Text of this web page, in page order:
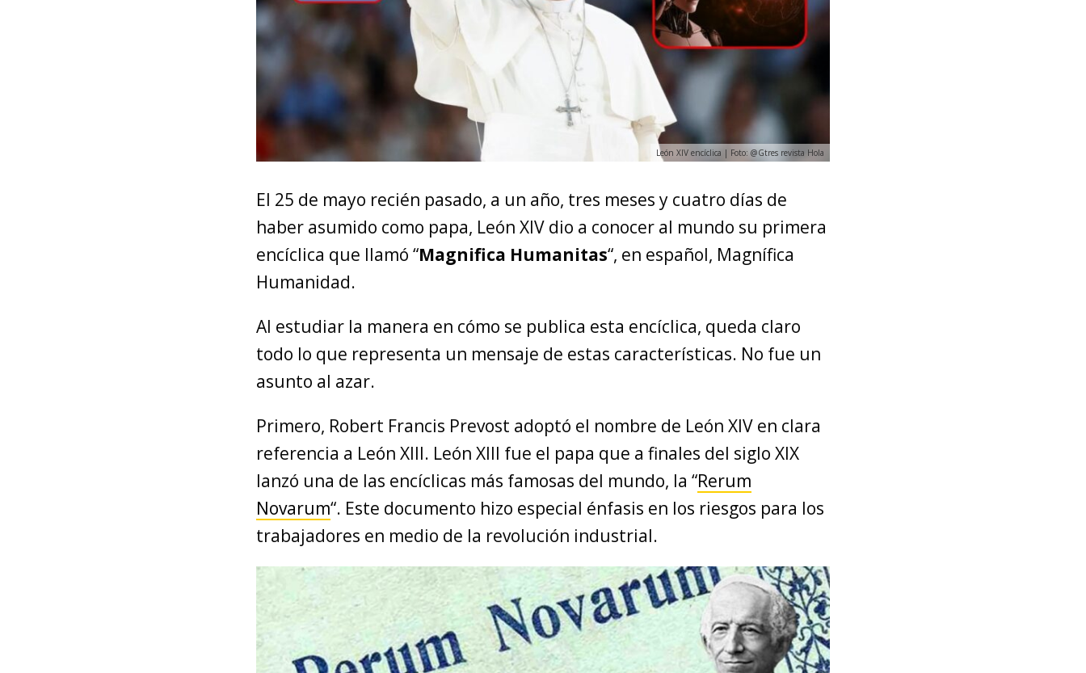
León XIV encíclica | Foto: @Gtres revista Hola
El 25 de mayo recién pasado, a un año, tres meses y cuatro días de
haber asumido como papa, León XIV dio a conocer al mundo su primera
encíclica que llamó “Magnifica Humanitas“, en español, Magnífica
Humanidad.
Al estudiar la manera en cómo se publica esta encíclica, queda claro
todo lo que representa un mensaje de estas características. No fue un
asunto al azar.
Primero, Robert Francis Prevost adoptó el nombre de León XIV en clara
referencia a León XIII. León XIII fue el papa que a finales del siglo XIX
lanzó una de las encíclicas más famosas del mundo, la “Rerum
Novarum“. Este documento hizo especial énfasis en los riesgos para los
trabajadores en medio de la revolución industrial.